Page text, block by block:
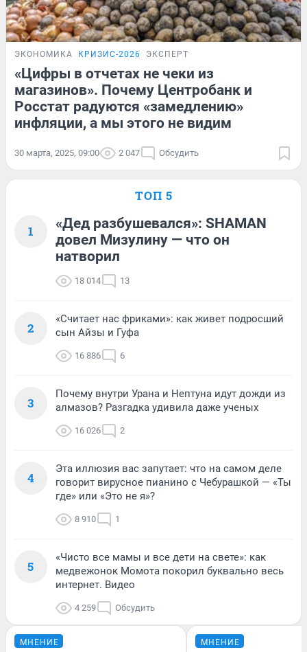
ЭКОНОМИКА КРИЗИС-2026 ЭКСПЕРТ
«Цифры в отчетах не чеки из
магазинов». Почему Центробанк и
Росстат радуются «замедлению»
инфляции, а мы этого не видим
30 марта, 2025, 09:00 2 047 Обсудить
ТОП 5
1
«Дед разбушевался»: SHAMAN
довел Мизулину — что он
натворил
18 014 13
2
«Считает нас фриками»: как живет подросший
сын Айзы и Гуфа
16 886 6
3
Почему внутри Урана и Нептуна идут дожди из
алмазов? Разгадка удивила даже ученых
16 026 2
4
Эта иллюзия вас запутает: что на самом деле
говорит вирусное пианино с Чебурашкой — «Ты
где» или «Это не я»?
8 910 1
5
«Чисто все мамы и все дети на свете»: как
медвежонок Момота покорил буквально весь
интернет. Видео
4 259 Обсудить
МНЕНИЕ МНЕНИЕ